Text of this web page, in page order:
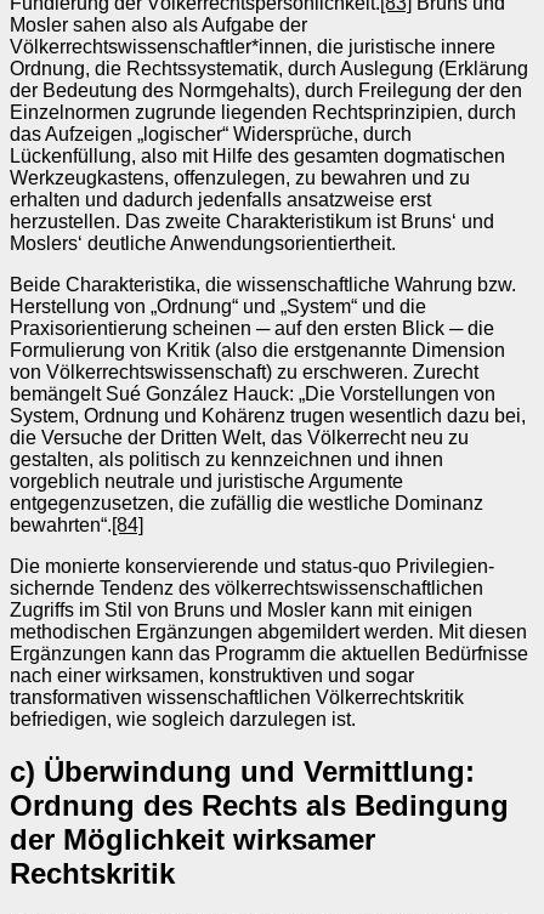
Mosler sahen also als Aufgabe der
Völkerrechtswissenschaftler*innen, die juristische innere
Ordnung, die Rechtssystematik, durch Auslegung (Erklärung
der Bedeutung des Normgehalts), durch Freilegung der den
Einzelnormen zugrunde liegenden Rechtsprinzipien, durch
das Aufzeigen „logischer“ Widersprüche, durch
Lückenfüllung, also mit Hilfe des gesamten dogmatischen
Werkzeugkastens, offenzulegen, zu bewahren und zu
erhalten und dadurch jedenfalls ansatzweise erst
herzustellen. Das zweite Charakteristikum ist Bruns‘ und
Moslers‘ deutliche Anwendungsorientiertheit.
Beide Charakteristika, die wissenschaftliche Wahrung bzw.
Herstellung von „Ordnung“ und „System“ und die
Praxisorientierung scheinen ─ auf den ersten Blick ─ die
Formulierung von Kritik (also die erstgenannte Dimension
von Völkerrechtswissenschaft) zu erschweren. Zurecht
bemängelt Sué González Hauck: „Die Vorstellungen von
System, Ordnung und Kohärenz trugen wesentlich dazu bei,
die Versuche der Dritten Welt, das Völkerrecht neu zu
gestalten, als politisch zu kennzeichnen und ihnen
vorgeblich neutrale und juristische Argumente
entgegenzusetzen, die zufällig die westliche Dominanz
bewahrten“.[84]
Die monierte konservierende und status-quo Privilegien-
sichernde Tendenz des völkerrechtswissenschaftlichen
Zugriffs im Stil von Bruns und Mosler kann mit einigen
methodischen Ergänzungen abgemildert werden. Mit diesen
Ergänzungen kann das Programm die aktuellen Bedürfnisse
nach einer wirksamen, konstruktiven und sogar
transformativen wissenschaftlichen Völkerrechtskritik
befriedigen, wie sogleich darzulegen ist.
c) Überwindung und Vermittlung:
Ordnung des Rechts als Bedingung
der Möglichkeit wirksamer
Rechtskritik